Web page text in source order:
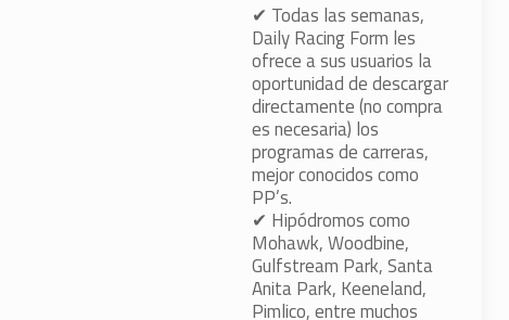
✔ Todas las semanas,
Daily Racing Form les
ofrece a sus usuarios la
oportunidad de descargar
directamente (no compra
es necesaria) los
programas de carreras,
mejor conocidos como
PP’s.
✔ Hipódromos como
Mohawk, Woodbine,
Gulfstream Park, Santa
Anita Park, Keeneland,
Pimlico, entre muchos